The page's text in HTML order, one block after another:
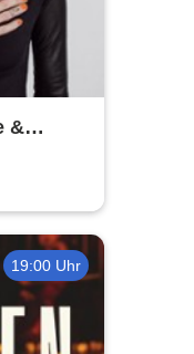
&
19:00 Uhr